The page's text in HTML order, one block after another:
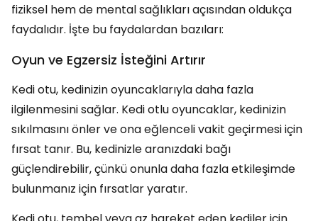
fiziksel hem de mental sağlıkları açısından oldukça
faydalıdır. İşte bu faydalardan bazıları:
Oyun ve Egzersiz İsteğini Artırır
Kedi otu, kedinizin oyuncaklarıyla daha fazla
ilgilenmesini sağlar. Kedi otlu oyuncaklar, kedinizin
sıkılmasını önler ve ona eğlenceli vakit geçirmesi için
fırsat tanır. Bu, kedinizle aranızdaki bağı
güçlendirebilir, çünkü onunla daha fazla etkileşimde
bulunmanız için fırsatlar yaratır.